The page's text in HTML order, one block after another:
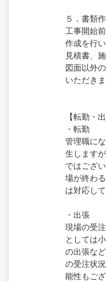
５．書類
工事開始
作成を行い
見積書、
図面以外
いただきま
【転勤・
・転勤
管理職に
生します
ではござ
場が終わ
は対応し
・出張
現場の受
としては
の出張な
の受注状
能性もござ